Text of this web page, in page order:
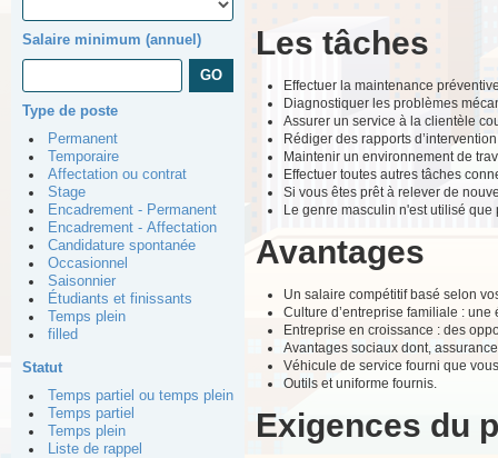
Salaire minimum (annuel)
Type de poste
Permanent
Temporaire
Affectation ou contrat
Stage
Encadrement - Permanent
Encadrement - Affectation
Candidature spontanée
Occasionnel
Saisonnier
Étudiants et finissants
Temps plein
filled
Statut
Temps partiel ou temps plein
Temps partiel
Temps plein
Liste de rappel
Les tâches
Effectuer la maintenance
Diagnostiquer les problèmes
Assurer un service à la clientèle
Rédiger des rapports
Maintenir un environnement de
Effectuer toutes autres tâches
Si vous êtes prêt à relever de
Le genre masculin n'est utilisé que
Avantages
Un salaire compétitif basé selon
Culture d’entreprise familiale :
Entreprise en croissance : des
Avantages sociaux dont,
Véhicule de service fourni que
Outils et uniforme fournis.
Exigences du